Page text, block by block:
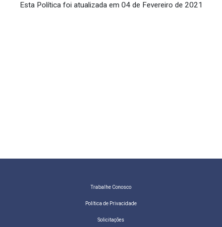
Esta Política foi atualizada em 04 de Fevereiro de 2021
Trabalhe Conosco
Política de Privacidade
Solicitações